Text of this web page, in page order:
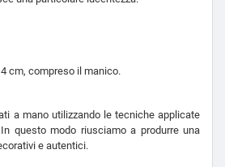
cm, compreso il manico.
a mano utilizzando le tecniche applicate
questo modo riusciamo a produrre una
e autentici.